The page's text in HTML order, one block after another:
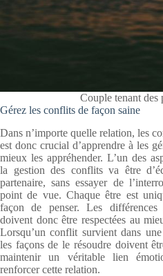
Couple tenant des
Gérez les conflits de façon saine
Dans n’importe quelle relation, les
est donc crucial d’apprendre à les
mieux les appréhender. L’un des
la gestion des conflits va être
partenaire, sans essayer de
point de vue. Chaque être est
façon de penser. Les différences
doivent donc être respectées au
Lorsqu’un conflit survient dans
les façons de le résoudre doivent
maintenir un véritable lien
renforcer cette relation.